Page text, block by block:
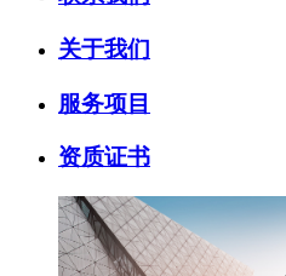
关于我们
服务项目
资质证书